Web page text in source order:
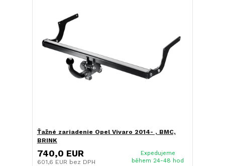
Ťažné zariadenie Opel Vivaro 2014- , BMC,
BRINK
740,0 EUR
601,6 EUR bez DPH
Expedujeme
během 24-48 hod